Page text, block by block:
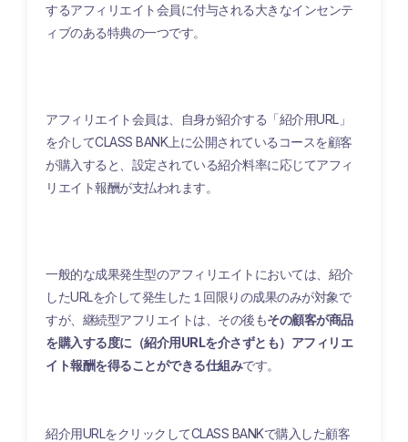
するアフィリエイト会員に付与される大きなインセンテ
ィブのある特典の一つです。
アフィリエイト会員は、自身が紹介する「紹介用URL」
を介してCLASS BANK上に公開されているコースを顧客
が購入すると、設定されている紹介料率に応じてアフィ
リエイト報酬が支払われます。
一般的な成果発生型のアフィリエイトにおいては、紹介
したURLを介して発生した１回限りの成果のみが対象で
すが、継続型アフリエイトは、その後もその顧客が商品
を購入する度に（紹介用URLを介さずとも）アフィリエ
イト報酬を得ることができる仕組みです。
紹介用URLをクリックしてCLASS BANKで購入した顧客